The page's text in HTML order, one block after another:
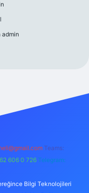
admin
Teams:
606 0 726 Telegram:
Bilgi Teknolojileri